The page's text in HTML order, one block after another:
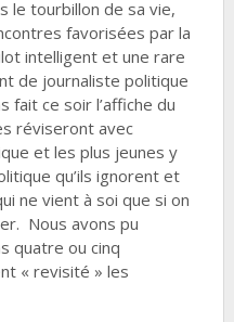
le tourbillon de sa vie,
favorisées par la
intelligent et une rare
de journaliste politique
fait ce soir l’affiche du
réviseront avec
et les plus jeunes y
qu’ils ignorent et
ne vient à soi que si on
Nous avons pu
quatre ou cinq
« revisité » les